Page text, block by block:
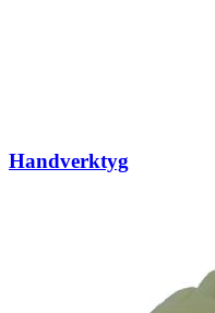
Handverktyg